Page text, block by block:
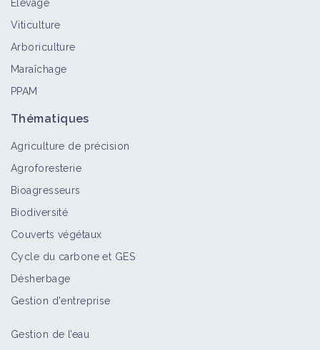
Élevage
Viticulture
Arboriculture
Maraîchage
PPAM
Thématiques
Agriculture de précision
Agroforesterie
Bioagresseurs
Biodiversité
Couverts végétaux
Cycle du carbone et GES
Désherbage
Gestion d'entreprise
Gestion de l’eau